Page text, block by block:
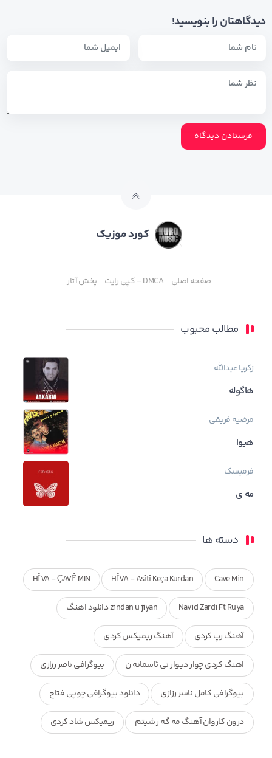
دیدگاهتان را بنویسید!
کورد موزیک
صفحه اصلی DMCA – کپی رایت پخش آثار
مطالب محبوب
زکریا عبدالله
هاگوله
مرضیه فریقی
هیوا
فرمیسک
مه ی
دسته ها
Cave Min
HÎVA - Asîtî Keça Kurdan
HÎVA - ÇAVÊ MIN
Navid Zardi Ft Ruya zindan u jiyan دانلود اهنگ
آهنگ رپ کردی آهنگ ریمیکس کردی
اهنگ کردی چوار دیوار نی ئاسمانه ن بیوگرافی ناصر رزازی
بیوگرافی کامل ناسر رزازی دانلود بیوگرافی چوپی فتاح
درون کاروان آهنگ مه گه ر شیتم ریمیکس شاد کردی